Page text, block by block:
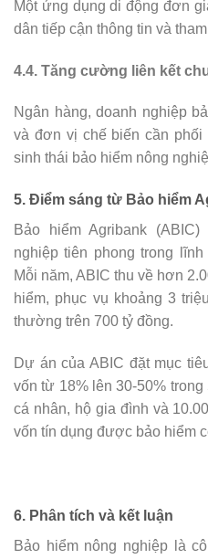
Một ứng dụng di động đơn
dân tiếp cận thông tin và
4.4. Tăng cường liên kết
Ngân hàng, doanh nghiệp
và đơn vị chế biến cần
sinh thái bảo hiểm nông
5. Điểm sáng từ Bảo hiểm
Bảo hiểm Agribank
nghiệp tiên phong trong
Mỗi năm, ABIC thu về hơn
hiểm, phục vụ khoảng 3
thường trên 700 tỷ đồng.
Dự án của ABIC đặt mục
vốn từ 18% lên 30-50%
cá nhân, hộ gia đình và
vốn tín dụng được bảo hiểm
6. Phân tích và kết luận
Bảo hiểm nông nghiệp là